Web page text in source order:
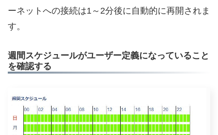
ーネットへの接続は1～2分後に自動的に再開されま
す。
週間スケジュールがユーザー定義になっていること
を確認する